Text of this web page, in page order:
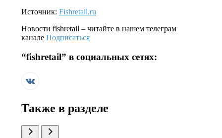
Источник: Fishretail.ru
Новости fishretail – читайте в нашем телеграм
канале Подписаться
“fishretail” в социальных сетях:
Также в разделе